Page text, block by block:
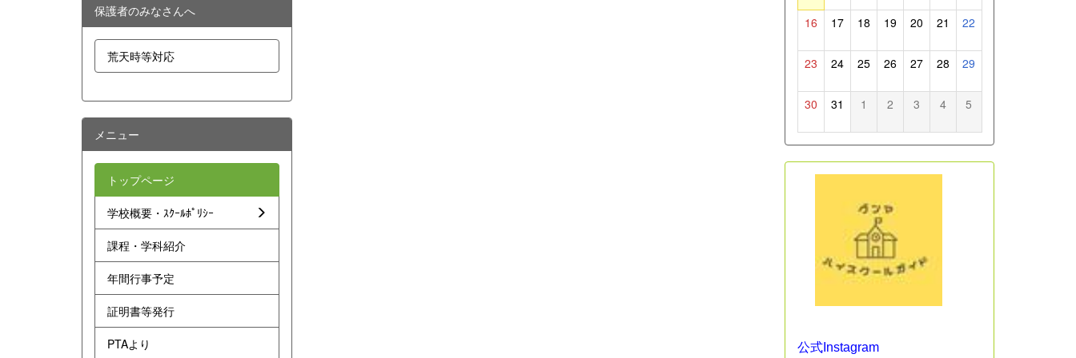
保護者のみなさんへ
荒天時等対応
メニュー
トップページ
学校概要・ｽｸｰﾙﾎﾟﾘｼｰ
課程・学科紹介
年間行事予定
証明書等発行
PTAより
16 17 18 19 20 21 22
23 24 25 26 27 28 29
30 31 1 2 3 4 5
公式Instagram